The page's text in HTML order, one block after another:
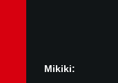
Mikiki: